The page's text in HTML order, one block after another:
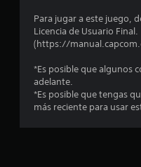
Para jugar a este juego,
Licencia de Usuario Final.
(https://
*Es posible que algunos
adelante.
*Es posible que tengas
más reciente para usar